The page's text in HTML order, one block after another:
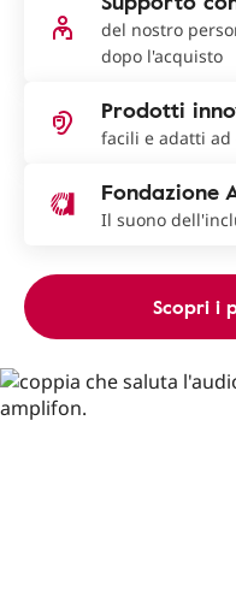
del nostro
dopo l'acquisto
Prodotti
facili e adatti
Fondazione
Il suono
Scopri i